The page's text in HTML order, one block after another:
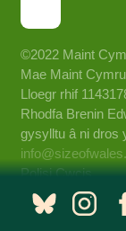
©2022 Maint
Mae Maint
Lloegr rhif
Rhodfa Brenin
gysylltu â ni dros
Polisi Cwcis